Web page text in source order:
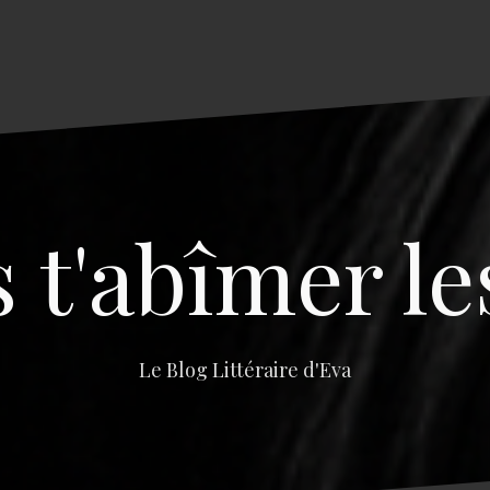
t'abîmer
Le Blog Littéraire d'Eva